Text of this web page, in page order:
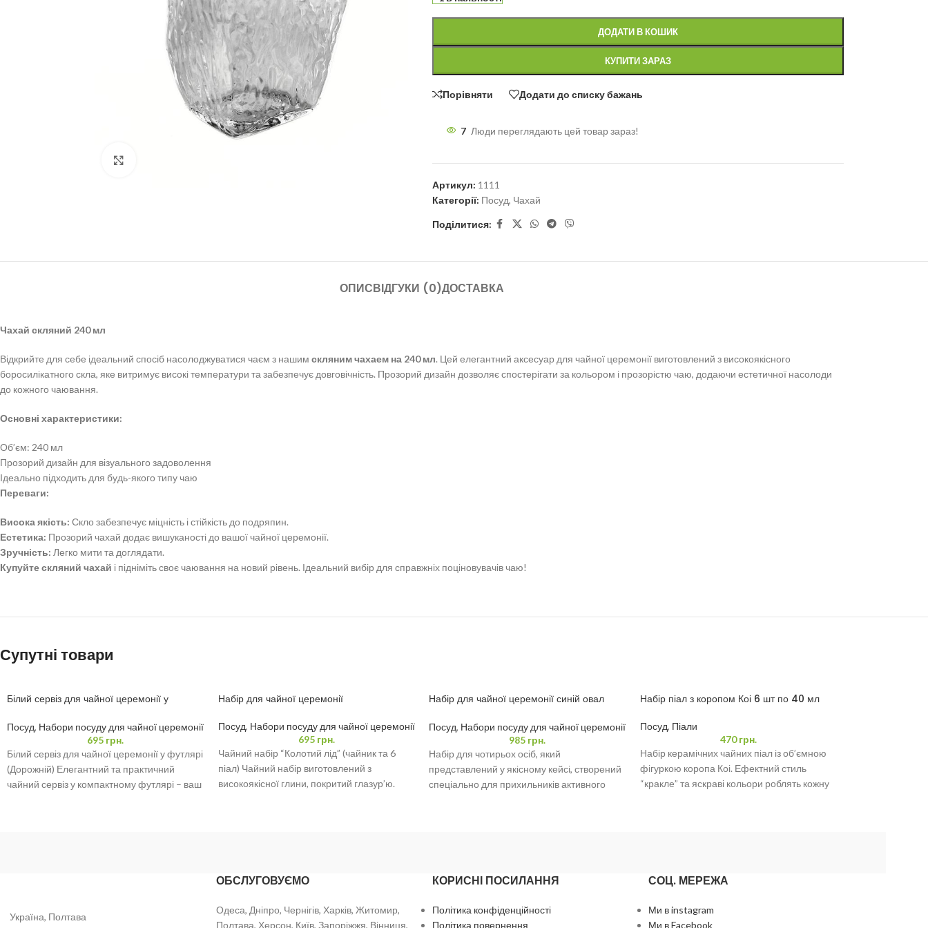
ДОДАТИ В КОШИК
КУПИТИ ЗАРАЗ
Порівняти Додати до списку бажань
7 Люди переглядають цей товар зараз!
Артикул: 1111
Категорії: Посуд, Чахай
Поділитися:
ОПИСВІДГУКИ (0)ДОСТАВКА
Чахай скляний 240 мл
Відкрийте для себе ідеальний спосіб насолоджуватися чаєм з нашим скляним чахаем на 240 мл. Цей елегантний аксесуар для чайної церемонії виготовлений з високоякісного
боросилікатного скла, яке витримує високі температури та забезпечує довговічність. Прозорий дизайн дозволяє спостерігати за кольором і прозорістю чаю, додаючи естетичної насолоди
до кожного чаювання.
Основні характеристики:
Об’єм: 240 мл
Прозорий дизайн для візуального задоволення
Ідеально підходить для будь-якого типу чаю
Переваги:
Висока якість: Скло забезпечує міцність і стійкість до подряпин.
Естетика: Прозорий чахай додає вишуканості до вашої чайної церемонії.
Зручність: Легко мити та доглядати.
Купуйте скляний чахай і підніміть своє чаювання на новий рівень. Ідеальний вибір для справжніх поціновувачів чаю!
Супутні товари
Білий сервіз для чайної церемонії у
Посуд, Набори посуду для чайної церемонії
695 грн.
Білий сервіз для чайної церемонії у футлярі
(Дорожній) Елегантний та практичний
чайний сервіз у компактному футлярі – ваш
Набір для чайної церемонії
Посуд, Набори посуду для чайної церемонії
695грн.
Чайний набір “Колотий лід” (чайник та 6
піал) Чайний набір виготовлений з
високоякісної глини, покритий глазур’ю.
Набір для чайної церемонії синій овал
Посуд, Набори посуду для чайної церемонії
985 грн.
Набір для чотирьох осіб, який
представлений у якісному кейсі, створений
спеціально для прихильників активного
Набір піал з коропом Коі 6 шт по 40 мл
Посуд, Піали
470грн.
Набір керамічних чайних піал із об’ємною
фігуркою коропа Коі. Ефектний стиль
“кракле” та яскраві кольори роблять кожну
Україна, Полтава
ОБСЛУГОВУЄМО
Одеса, Дніпро, Чернігів, Харків, Житомир,
Полтава, Херсон, Київ, Запоріжжя, Вінниця,
КОРИСНІ ПОСИЛАННЯ
Політика конфіденційності
Політика повернення
СОЦ. МЕРЕЖА
Ми в instagram
Ми в Facebook